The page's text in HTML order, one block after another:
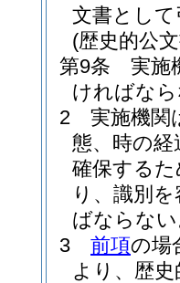
文書とし
(歴史的公
第9条
実施
ければな
2
実施機関
態、時の
確保する
り、識別
ばならな
3
前項の場
より、歴